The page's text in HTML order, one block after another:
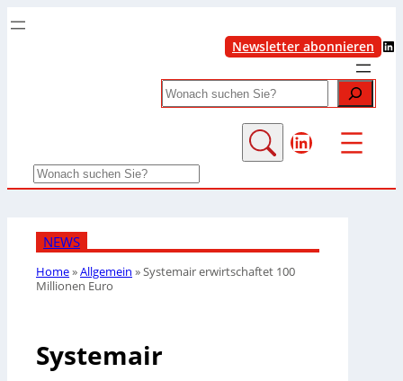
Newsletter abonnieren LinkedIn
Search
LinkedIn
Search
NEWS
Home»Allgemein »Systemair erwirtschaftet 100
Millionen Euro
Systemair